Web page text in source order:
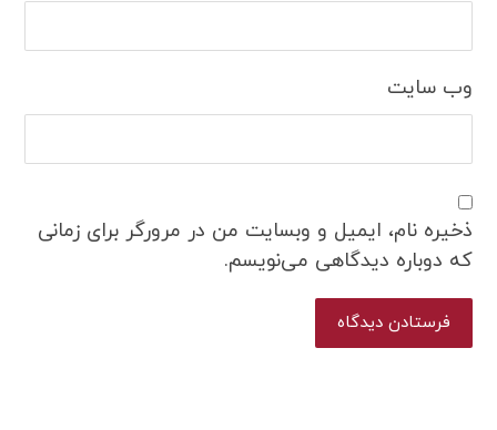
وب‌ سایت
ذخیره نام، ایمیل و وبسایت من در مرورگر برای زمانی
که دوباره دیدگاهی می‌نویسم.
فرستادن دیدگاه